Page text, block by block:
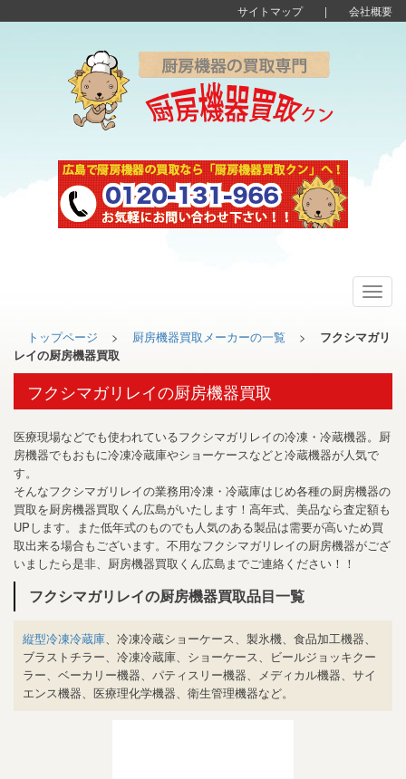
サイトマップ| 会社概要
トップページ > 厨房機器買取メーカーの一覧 >
フクシマガリ
レイの厨房機器買取
フクシマガリレイの厨房機器買取
医療現場などでも使われているフクシマガリレイの冷凍・冷蔵機器。厨
房機器でもおもに冷凍冷蔵庫やショーケースなどと冷蔵機器が人気で
す。
そんなフクシマガリレイの業務用冷凍・冷蔵庫はじめ各種の厨房機器の
買取を厨房機器買取くん広島がいたします！高年式、美品なら査定額も
UPします。また低年式のものでも人気のある製品は需要が高いため買
取出来る場合もございます。不用なフクシマガリレイの厨房機器がござ
いましたら是非、厨房機器買取くん広島までご連絡ください！！
フクシマガリレイの厨房機器買取品目一覧
縦型冷凍冷蔵庫、冷凍冷蔵ショーケース、製氷機、食品加工機器、
ブラストチラー、冷凍冷蔵庫、ショーケース、ビールジョッキクー
ラー、ベーカリー機器、パティスリー機器、メディカル機器、サイ
エンス機器、医療理化学機器、衛生管理機器など。